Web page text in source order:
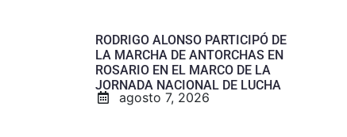
RODRIGO ALONSO PARTICIPÓ DE
LA MARCHA DE ANTORCHAS EN
ROSARIO EN EL MARCO DE LA
JORNADA NACIONAL DE LUCHA
agosto 7, 2026